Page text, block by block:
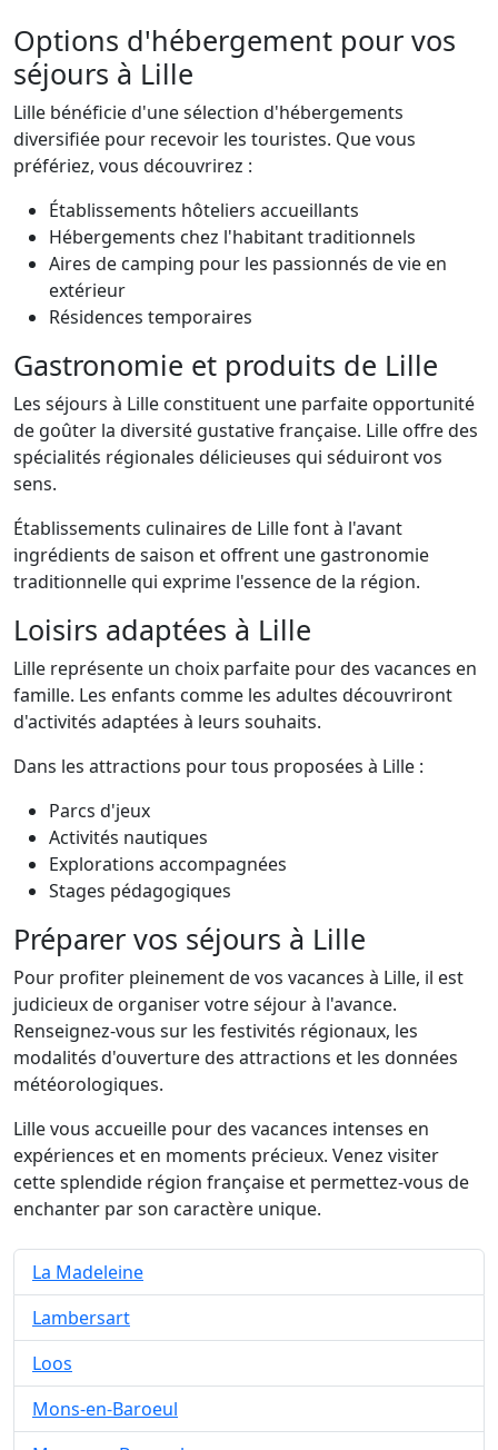
Options d'hébergement pour vos
séjours à Lille
Lille bénéficie d'une sélection d'hébergements
diversifiée pour recevoir les touristes. Que vous
préfériez, vous découvrirez :
Établissements hôteliers accueillants
Hébergements chez l'habitant traditionnels
Aires de camping pour les passionnés de vie en
extérieur
Résidences temporaires
Gastronomie et produits de Lille
Les séjours à Lille constituent une parfaite opportunité
de goûter la diversité gustative française. Lille offre des
spécialités régionales délicieuses qui séduiront vos
sens.
Établissements culinaires de Lille font à l'avant
ingrédients de saison et offrent une gastronomie
traditionnelle qui exprime l'essence de la région.
Loisirs adaptées à Lille
Lille représente un choix parfaite pour des vacances en
famille. Les enfants comme les adultes découvriront
d'activités adaptées à leurs souhaits.
Dans les attractions pour tous proposées à Lille :
Parcs d'jeux
Activités nautiques
Explorations accompagnées
Stages pédagogiques
Préparer vos séjours à Lille
Pour profiter pleinement de vos vacances à Lille, il est
judicieux de organiser votre séjour à l'avance.
Renseignez-vous sur les festivités régionaux, les
modalités d'ouverture des attractions et les données
météorologiques.
Lille vous accueille pour des vacances intenses en
expériences et en moments précieux. Venez visiter
cette splendide région française et permettez-vous de
enchanter par son caractère unique.
La Madeleine
Lambersart
Loos
Mons-en-Baroeul